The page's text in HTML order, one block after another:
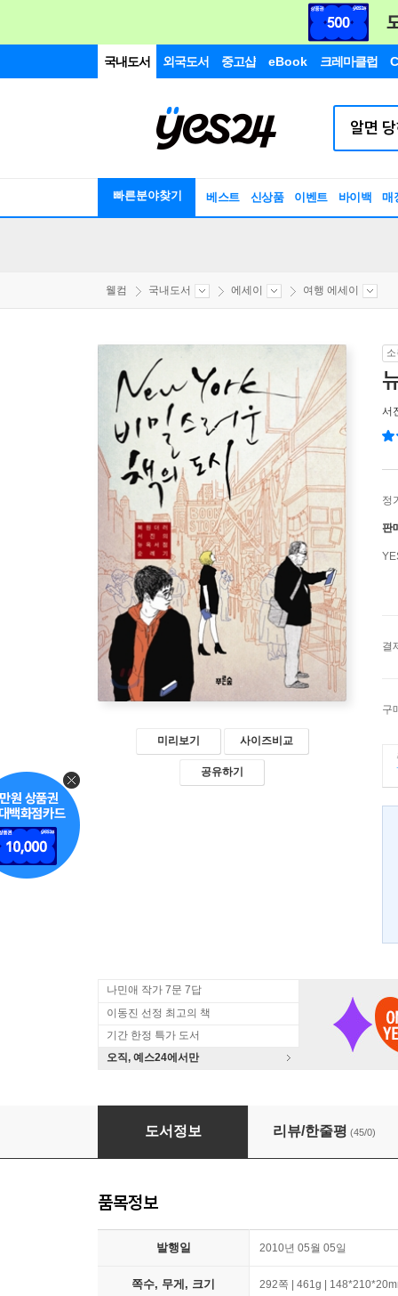
국내도서 외국도서 중고샵 eBook 크레마클럽
빠른분야찾기 베스트 신상품 이벤트 바이백 매
웰컴 국내도서 에세이 여행 에세이
미리보기 사이즈비교
공유하기
서
정
판
결
구
나민애 작가 7문 7답
이동진 선정 최고의 책
기간 한정 특가 도서
오직, 예스24에서만
뉴욕 비밀스러운 책의 도시
도서정보 리뷰/한줄평 (45/0)
품목정보
발행일 2010년 05월 05일
쪽수, 무게, 크기 292쪽 | 461g |